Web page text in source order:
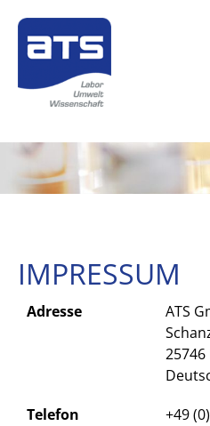
IMPRESSUM
Adresse
ATS
Telefon
+49